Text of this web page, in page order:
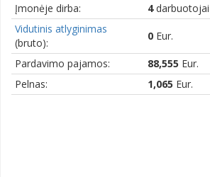
Įmonėje dirba:
4darbuotojai
Vidutinis atlyginimas
(bruto):
0 Eur.
Pardavimo pajamos: 88,555 Eur.
Pelnas:
1,065 Eur.